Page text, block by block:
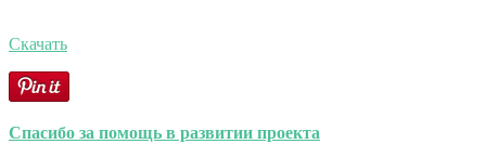
Скачать
Спасибо за помощь в развитии проекта